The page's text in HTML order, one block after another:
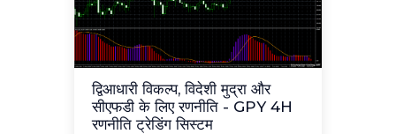
द्विआधारी विकल्प, विदेशी मुद्रा और
सीएफडी के लिए रणनीति - GPY 4H
रणनीति ट्रेडिंग सिस्टम